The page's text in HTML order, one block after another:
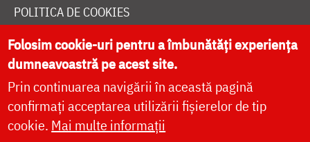
POLITICA DE COOKIES
DONEAZĂ ONLINE PENTRU CATEDRALA NAȚIONALĂ
LIVE
Folosim cookie-uri pentru a îmbunătăți experiența
dumneavoastră pe acest site.
Prin continuarea navigării în această pagină
confirmați acceptarea utilizării fișierelor de tip
cookie. Mai multe informații